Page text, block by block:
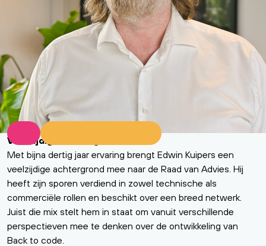
Veelzijdige achtergrond
Met bijna dertig jaar ervaring brengt Edwin Kuipers een
veelzijdige achtergrond mee naar de Raad van Advies. Hij
heeft zijn sporen verdiend in zowel technische als
commerciële rollen en beschikt over een breed netwerk.
Juist die mix stelt hem in staat om vanuit verschillende
perspectieven mee te denken over de ontwikkeling van
Back to code.